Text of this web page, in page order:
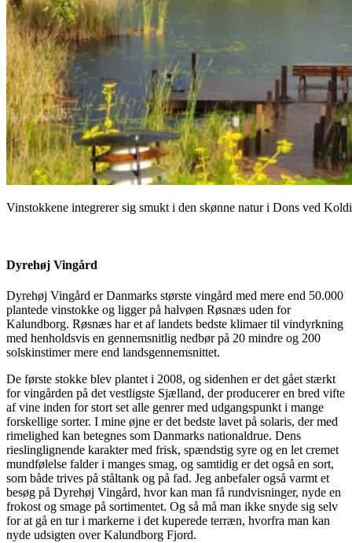
Vinstokkene integrerer sig smukt i den skønne natur i Dons ved
Dyrehøj Vingård
Dyrehøj Vingård er Danmarks største vingård med mere end 50.000
plantede vinstokke og ligger på halvøen Røsnæs uden for
Kalundborg. Røsnæs har et af landets bedste klimaer til vindyrkning
med henholdsvis en gennemsnitlig nedbør på 20 mindre og 200
solskinstimer mere end landsgennemsnittet.
De første stokke blev plantet i 2008, og sidenhen er det gået stærkt
for vingården på det vestligste Sjælland, der producerer en bred vifte
af vine inden for stort set alle genrer med udgangspunkt i mange
forskellige sorter. I mine øjne er det bedste lavet på solaris, der med
rimelighed kan betegnes som Danmarks nationaldrue. Dens
rieslinglignende karakter med frisk, spændstig syre og en let cremet
mundfølelse falder i manges smag, og samtidig er det også en sort,
som både trives på ståltank og på fad. Jeg anbefaler også varmt et
besøg på Dyrehøj Vingård, hvor kan man få rundvisninger, nyde en
frokost og smage på sortimentet. Og så må man ikke snyde sig selv
for at gå en tur i markerne i det kuperede terræn, hvorfra man kan
nyde udsigten over Kalundborg Fjord.